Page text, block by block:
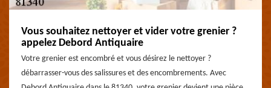
Vous souhaitez nettoyer et vider votre grenier ?
appelez Debord Antiquaire
Votre grenier est encombré et vous désirez le nettoyer ?
débarrasser-vous des salissures et des encombrements. Avec